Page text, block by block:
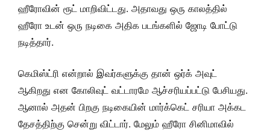
ஹீரோவின் ரூட் மாறிவிட்டது. அதாவது ஒரு காலத்தில்
ஹீரோ உடன் ஒரு நடிகை அதிக படங்களில் ஜோடி போட்டு
நடித்தார்.
கெமிஸ்ட்ரி என்றால் இவர்களுக்கு தான் ஒர்க் அவுட்
ஆகிறது என கோலிவுட் வட்டாரமே ஆச்சரியப்பட்டு பேசியது.
ஆனால் அதன் பிறகு நடிகையின் மார்க்கெட் சரியா அக்கட
தேசத்திற்கு சென்று விட்டார். மேலும் ஹீரோ சினிமாவில்